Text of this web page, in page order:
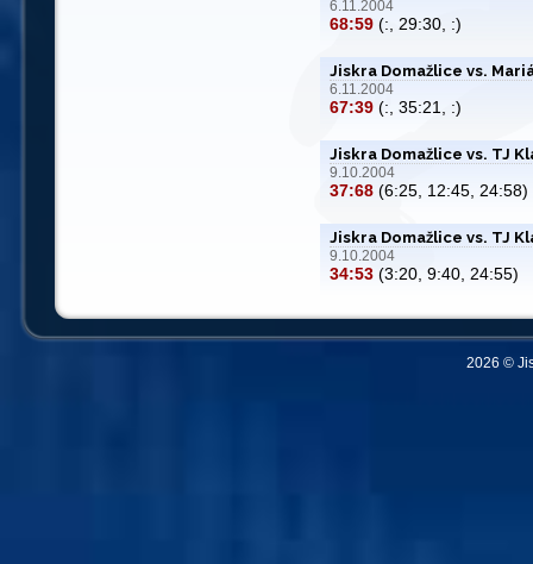
6.11.2004
68:59 (:, 29:30, :)
Jiskra Domažlice vs.
6.11.2004
67:39 (:, 35:21, :)
Jiskra Domažlice vs. TJ
9.10.2004
37:68 (6:25, 12:45, 24:58)
Jiskra Domažlice vs. TJ
9.10.2004
34:53 (3:20, 9:40, 24:55)
2026 ©